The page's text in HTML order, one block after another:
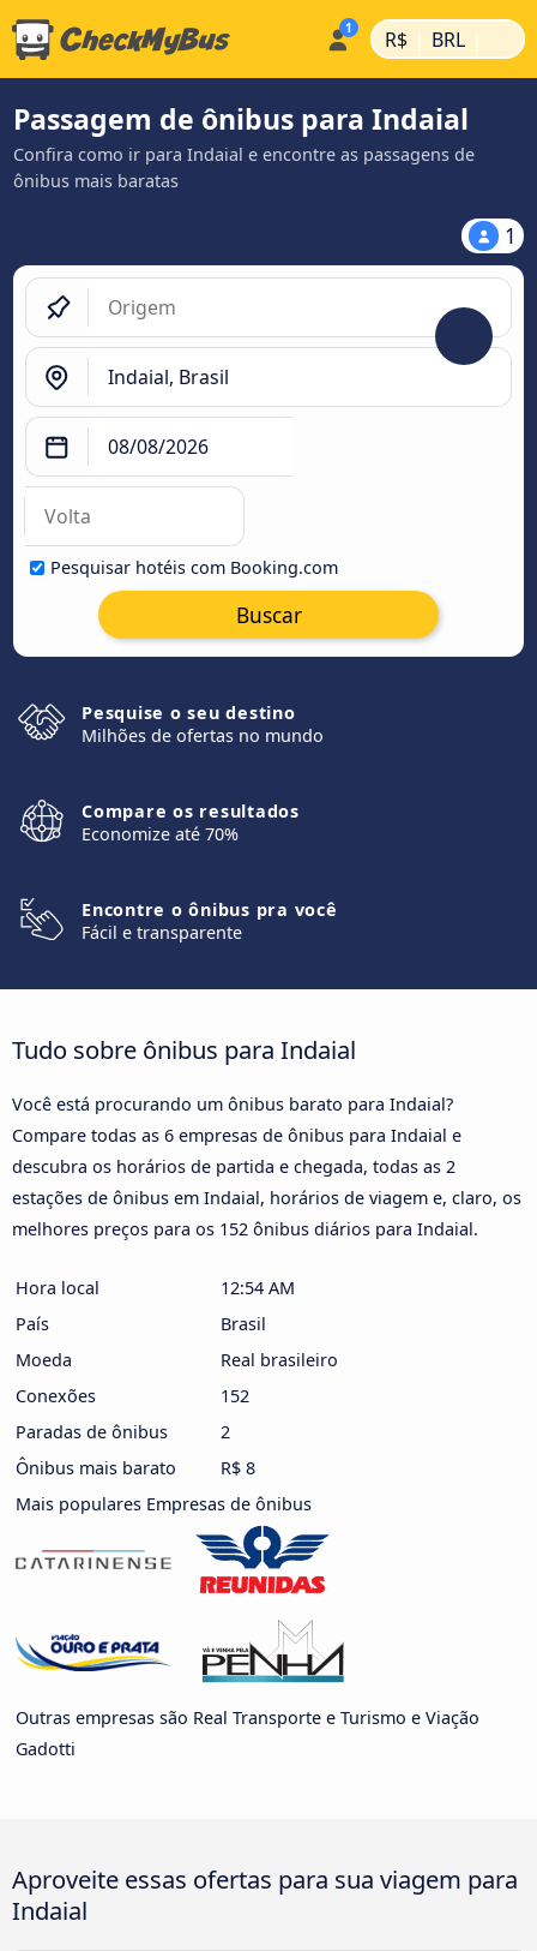
R$ | BRL |
Passagem de ônibus para Indaial
Confira como ir para Indaial e encontre as passagens de
ônibus mais baratas
1
Pesquisar hotéis com Booking.com
Buscar
Pesquise o seu destino
Milhões de ofertas no mundo
Compare os resultados
Economize até 70%
Encontre o ônibus pra você
Fácil e transparente
Tudo sobre ônibus para Indaial
Você está procurando um ônibus barato para Indaial?
Compare todas as 6 empresas de ônibus para Indaial e
descubra os horários de partida e chegada, todas as 2
estações de ônibus em Indaial, horários de viagem e, claro, os
melhores preços para os 152 ônibus diários para Indaial.
Hora local
12:54 AM
País
Brasil
Moeda
Real brasileiro
Conexões
152
Paradas de ônibus
2
Ônibus mais barato
R$ 8
Mais populares Empresas de ônibus
Outras empresas são Real Transporte e Turismo e Viação
Gadotti
Aproveite essas ofertas para sua viagem para
Indaial